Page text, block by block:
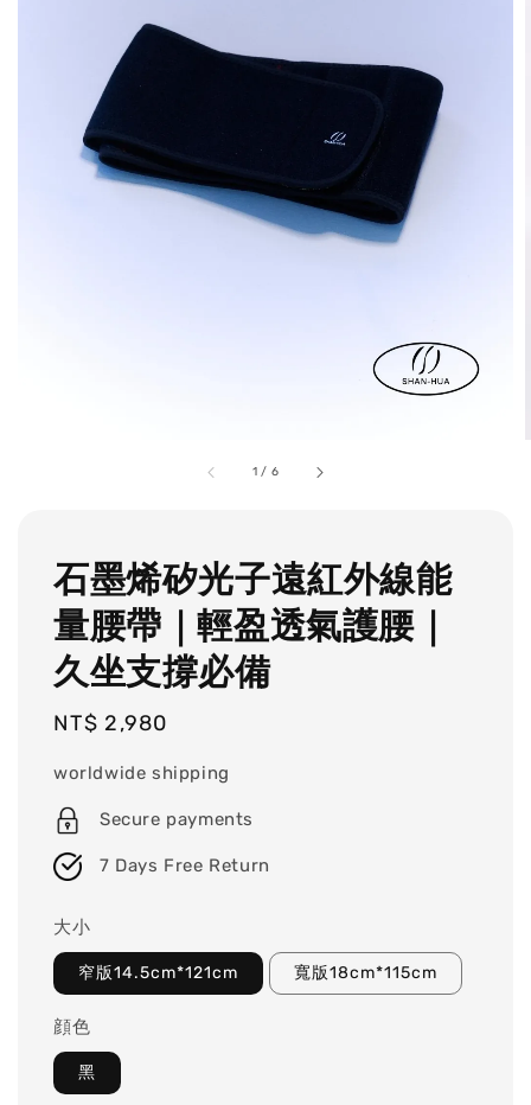
1 / 6
石墨烯矽光子遠紅外線能
量腰帶｜輕盈透氣護腰｜
久坐支撐必備
Regular
NT$ 2,980
worldwide shipping
Secure payments
7 Days Free Return
大小
窄版14.5cm*121cm 寬版18cm*115cm
顔色
黑